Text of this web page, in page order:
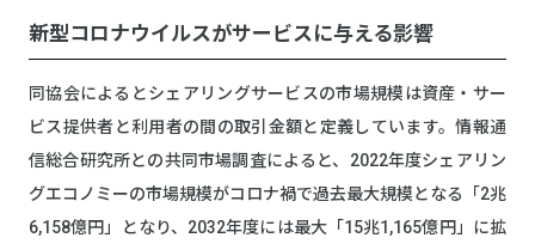
新型コロナウイルスがサービスに与える影響
同協会によるとシェアリングサービスの市場規模は資産・サー
ビス提供者と利用者の間の取引金額と定義しています。情報通
信総合研究所との共同市場調査によると、2022年度シェアリン
グエコノミーの市場規模がコロナ禍で過去最大規模となる「2兆
6,158億円」となり、2032年度には最大「15兆1,165億円」に拡